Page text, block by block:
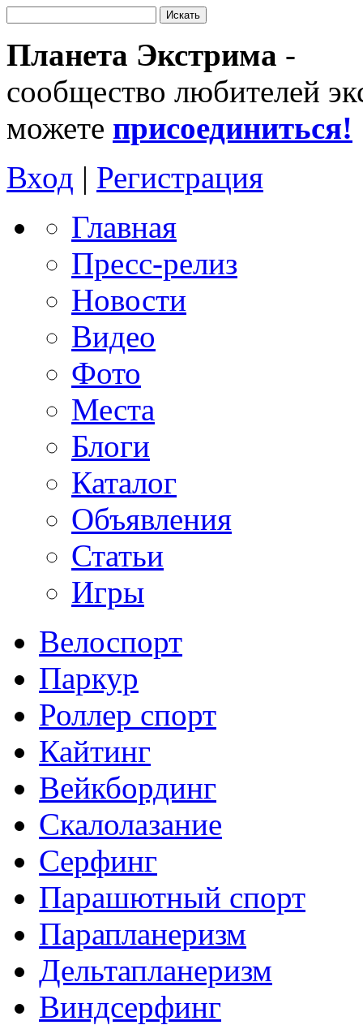
Планета Экстрима -
сообщество любителей
можете присоединиться!
Вход | Регистрация
Главная
Пресс-релиз
Новости
Видео
Фото
Места
Блоги
Каталог
Объявления
Статьи
Игры
Велоспорт
Паркур
Роллер спорт
Кайтинг
Вейкбординг
Скалолазание
Серфинг
Парашютный спорт
Парапланеризм
Дельтапланеризм
Виндсерфинг